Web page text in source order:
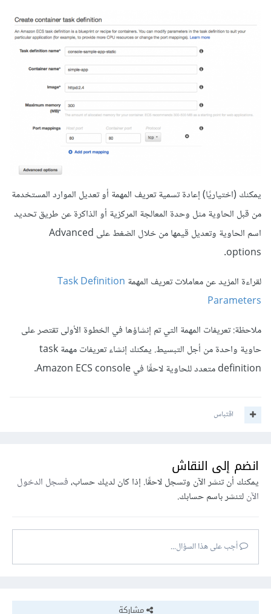
يمكنك (اختياريًا) إعادة تسمية تعريف المهمة أو تعديل الموارد المستخدمة
من قبل الحاوية مثل وحدة المعالجة المركزية أو الذاكرة عن طريق تحديد
اسم الحاوية وتعديل قيمها من خلال الضغط على Advanced
options.
لقراءة المزيد عن معاملات تعريف المهمة Task Definition
Parameters
ملاحظة: تعريفات المهمة التي تم إنشاؤها في الخطوة الأولى تقتصر على
حاوية واحدة من أجل التبسيط. يمكنك إنشاء تعريفات مهمة task
definition متعدد للحاوية لاحقًا في Amazon ECS console.
اقتباس
انضم إلى النقاش
يمكنك أن تنشر الآن وتسجل لاحقًا. إذا كان لديك حساب،فسجل الدخول
الآنلتنشر باسم حسابك.
أجب على هذا السؤال...
مشاركة